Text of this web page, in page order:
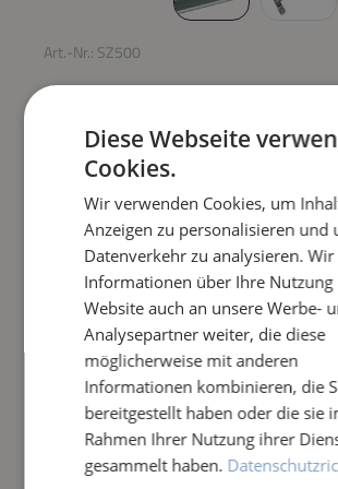
Art.-Nr.: SZ500
BODENREINIGER
SKELLETON
Regulärer Preis:
89,90 €
Preise inkl. MwSt. zzgl. Versandkosten
Produkt Anzahl: Gib den
IN DEN WARENKORB
Frage zum Artikel
Diese Webseite
Cookies.
Wir verwenden Cookies, um
Anzeigen zu personalisieren und
Datenverkehr zu analysieren. Wir
Informationen über Ihre Nutzung
Website auch an unsere Werbe-
Analysepartner weiter, die diese
möglicherweise mit anderen
Informationen kombinieren, die
bereitgestellt haben oder die sie
Rahmen Ihrer Nutzung ihrer
gesammelt haben.